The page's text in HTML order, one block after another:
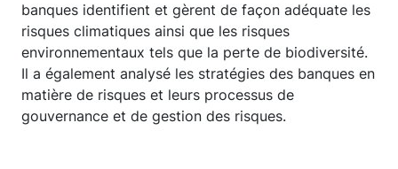
banques identifient et gèrent de façon adéquate les
risques climatiques ainsi que les risques
environnementaux tels que la perte de biodiversité.
Il a également analysé les stratégies des banques en
matière de risques et leurs processus de
gouvernance et de gestion des risques.